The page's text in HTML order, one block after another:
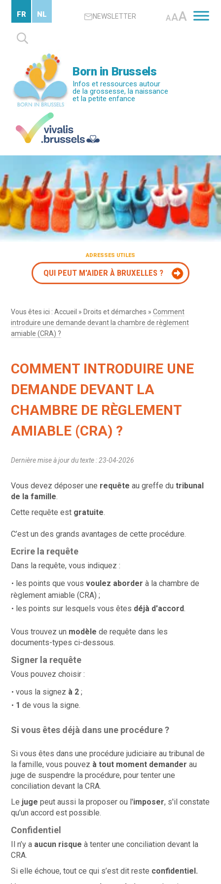
contenu
principal
NEWSLETTER AAA
Rechercher :
FR NL
Born in Brussels
Infos et ressources autour
de la grossesse, la naissance
et la petite enfance
ADRESSES UTILES
QUI PEUT M'AIDER À BRUXELLES ?
Vous êtes ici :Accueil » Droits et démarches »Comment
introduire une demande devant la chambre de règlement
amiable (CRA) ?
COMMENT INTRODUIRE UNE
DEMANDE DEVANT LA
CHAMBRE DE RÈGLEMENT
AMIABLE (CRA) ?
Dernière mise à jour du texte : 23-04-2026
Vous devez déposer une requêteau greffe dutribunal
de la famille.
Cette requête est gratuite.
C’est un des grands avantages de cette procédure.
Ecrire la requête
Dans la requête, vous indiquez :
les points que vousvoulez aborder à la chambre de
règlement amiable (CRA) ;
les points sur lesquels vous êtes déjà d'accord.
Vous trouvez un modèlede requête dans les
documents-types ci-dessous.
Signer la requête
Vous pouvez choisir :
vous la signez à 2 ;
1de vous la signe.
Si vous êtes déjà dans une procédure ?
Si vous êtes dans une procédure judiciaire au tribunal de
la famille, vous pouvez à tout moment demanderau
juge de suspendre la procédure, pour tenter une
conciliation devant la CRA.
Le juge peut aussi la proposer ou l'imposer, s'il constate
qu’un accord est possible.
Confidentiel
Il n’y a aucun risque à tenter une conciliation devant la
CRA.
Si elle échoue, tout ce qui s’est dit reste confidentiel.